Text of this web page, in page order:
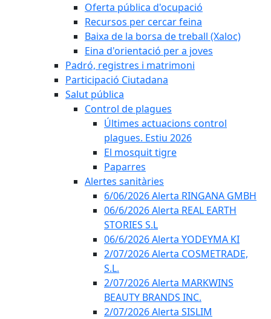
Oferta pública d'ocupació
Recursos per cercar feina
Baixa de la borsa de treball (Xaloc)
Eina d'orientació per a joves
Padró, registres i matrimoni
Participació Ciutadana
Salut pública
Control de plagues
Últimes actuacions control
plagues. Estiu 2026
El mosquit tigre
Paparres
Alertes sanitàries
6/06/2026 Alerta RINGANA GMBH
06/6/2026 Alerta REAL EARTH
STORIES S.L
06/6/2026 Alerta YODEYMA KI
2/07/2026 Alerta COSMETRADE,
S.L.
2/07/2026 Alerta MARKWINS
BEAUTY BRANDS INC.
2/07/2026 Alerta SISLIM